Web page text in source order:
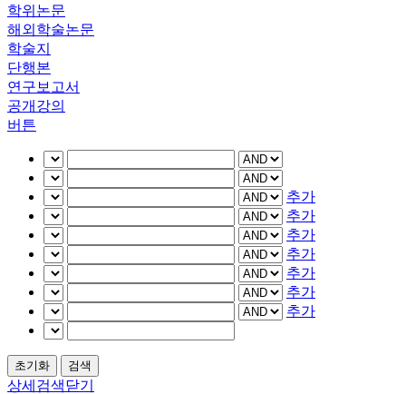
학위논문
해외학술논문
학술지
단행본
연구보고서
공개강의
버튼
추가
추가
추가
추가
추가
추가
추가
상세검색닫기